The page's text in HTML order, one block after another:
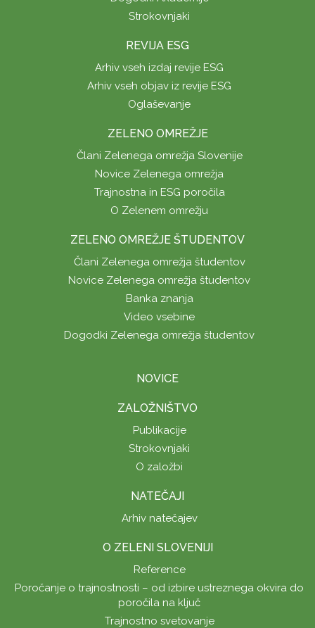
Strokovnjaki
REVIJA ESG
Arhiv vseh izdaj revije ESG
Arhiv vseh objav iz revije ESG
Oglaševanje
ZELENO OMREŽJE
Člani Zelenega omrežja Slovenije
Novice Zelenega omrežja
Trajnostna in ESG poročila
O Zelenem omrežju
ZELENO OMREŽJE ŠTUDENTOV
Člani Zelenega omrežja študentov
Novice Zelenega omrežja študentov
Banka znanja
Video vsebine
Dogodki Zelenega omrežja študentov
NOVICE
ZALOŽNIŠTVO
Publikacije
Strokovnjaki
O založbi
NATEČAJI
Arhiv natečajev
O ZELENI SLOVENIJI
Reference
Poročanje o trajnostnosti – od izbire ustreznega okvira do
poročila na ključ
Trajnostno svetovanje